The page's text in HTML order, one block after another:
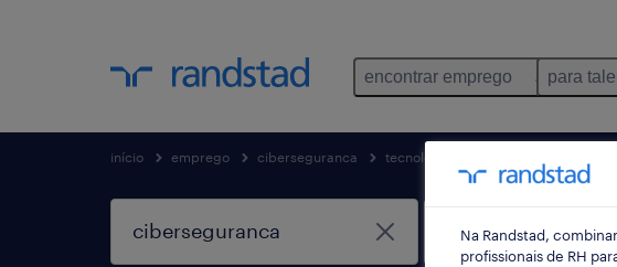
encontrar emprego para
início emprego ciberseguranca tecnologias de informação
Na Randstad,
profissionais de RH